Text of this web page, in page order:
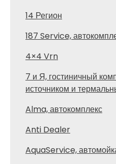
14 Регион
187 Service,
4×4 Vrn
7 и Я, гостиничный
источником и
Alma, автокомплекс
Anti Dealer
AquaService,